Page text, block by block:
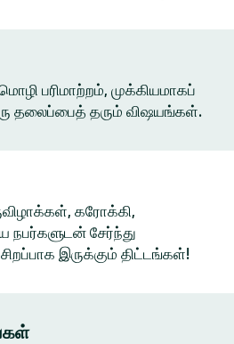
பரிமாற்றம், முக்கியமாகப்
தலைப்பைத் தரும் விஷயங்கள்.
கரோக்கி,
நபர்களுடன் சேர்ந்து
இருக்கும் திட்டங்கள்!